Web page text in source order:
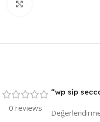
0 reviews
“wp sip